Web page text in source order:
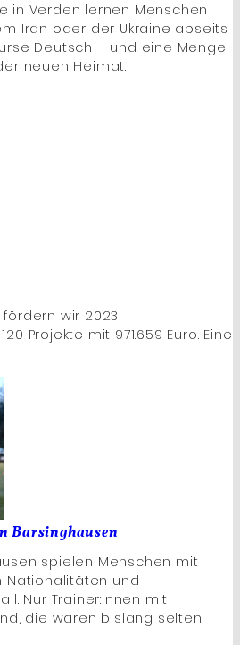
in Verden lernen Menschen
Iran oder der Ukraine abseits
Deutsch – und eine Menge
neuen Heimat.
wir 2023
Projekte mit 971.659 Euro. Eine
Barsinghausen
spielen Menschen mit
Nationalitäten und
Nur Trainer:innen mit
die waren bislang selten.